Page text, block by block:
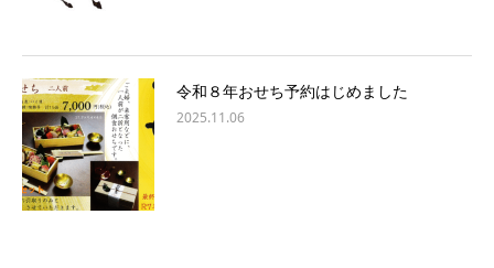
令和８年おせち予約はじめました
2025.11.06